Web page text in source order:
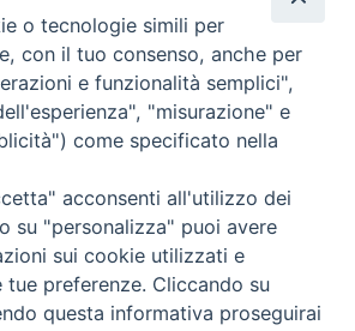
di Ravenna-Cervia
1 48121- Ravenna
o tecnologie simili per
con il tuo consenso, anche per
e funzionalità semplici",
"misurazione" e
come specificato nella
acconsenti all'utilizzo dei
su "personalizza" puoi avere
sui cookie utilizzati e
tue preferenze. Cliccando su
questa informativa proseguirai